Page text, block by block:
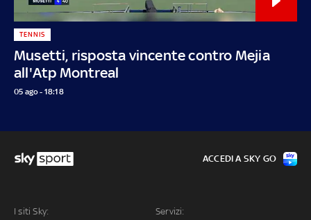
Musetti, risposta vincente contro Mejia
all'Atp Montreal
TENNIS
05 ago - 18:18
I siti Sky: Servizi:
ACCEDI A SKY GO